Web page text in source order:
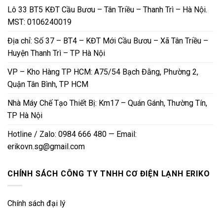
Lô 33 BT5 KĐT Cầu Bươu – Tân Triều – Thanh Trì – Hà Nội.
MST: 0106240019
Địa chỉ: Số 37 – BT4 – KĐT Mới Cầu Bươu – Xã Tân Triều –
Huyện Thanh Trì – TP Hà Nội
VP – Kho Hàng TP HCM: A75/54 Bạch Đằng, Phường 2,
Quận Tân Bình, TP HCM
Nhà Máy Chế Tạo Thiết Bị: Km17 – Quán Gánh, Thường Tín,
TP Hà Nội
Hotline / Zalo: 0984 666 480 — Email:
erikovn.sg@gmail.com
CHÍNH SÁCH CÔNG TY TNHH CƠ ĐIỆN LẠNH ERIKO
Chính sách đại lý